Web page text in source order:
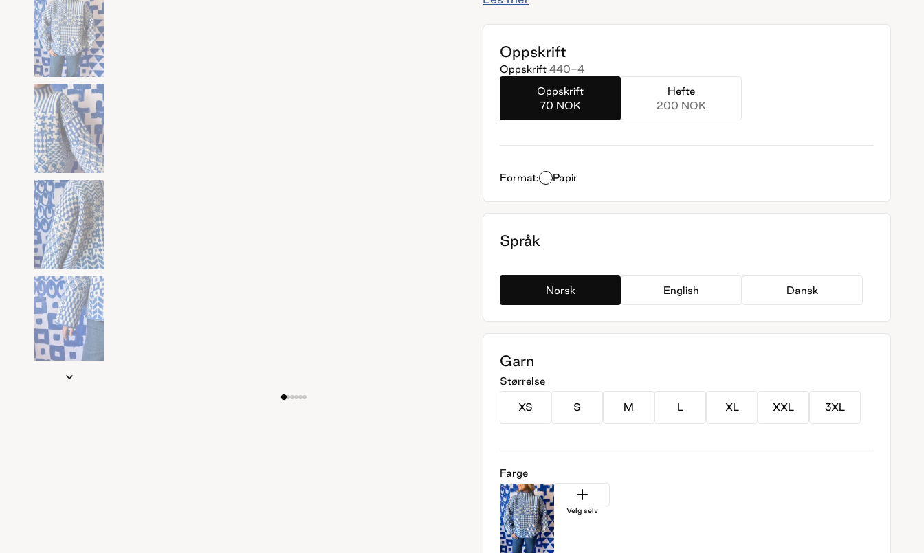
lyst til å lage en mash-up av ulike tradisjonsmønster og gi det nytt liv.»
Laura fant gamle bilder av gensere i mønsterstrikk som hun klippet fra
hverandre og limte sammen igjen til en genser med ulike mønster.
Oppskrift
Oppskrift 440-4
Oppskrift
70 NOK
Hefte
200 NOK
Format: Papir
Språk
Norsk English Dansk
Garn
Størrelse
XS S M L XL XXL 3XL
Farge
Velg selv